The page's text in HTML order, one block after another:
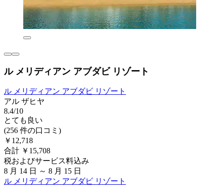
ル メリディアン アブダビ リゾート
ル メリディアン アブダビ リゾート
アル ザヒヤ
8.4/10
とても良い
(256 件の口コミ)
￥12,718
合計 ￥15,708
税およびサービス料込み
8 月 14 日 ～ 8 月 15 日
ル メリディアン アブダビ リゾート